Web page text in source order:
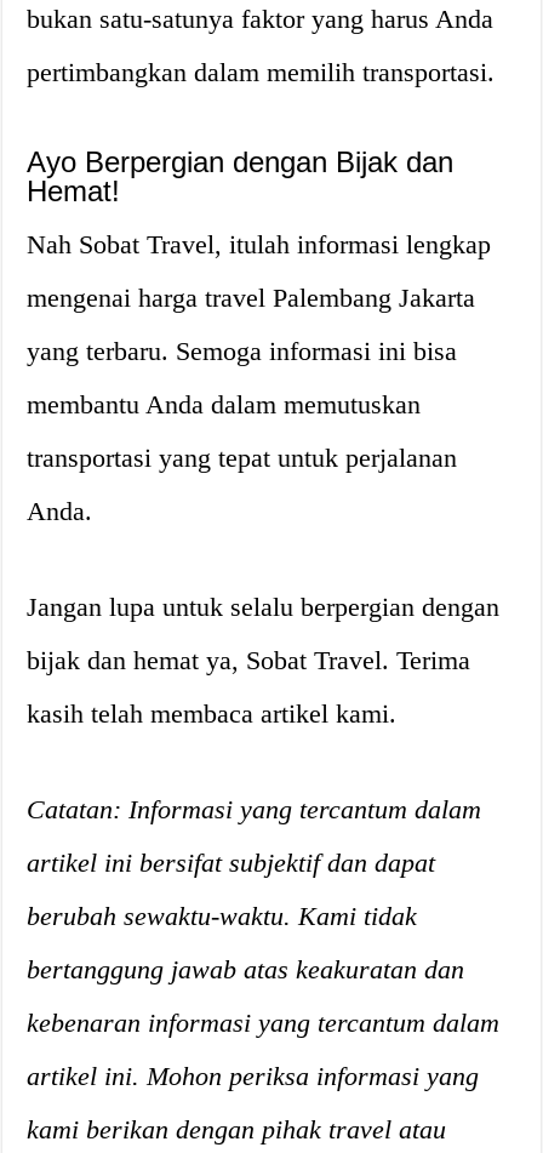
bukan satu-satunya faktor yang harus Anda
pertimbangkan dalam memilih transportasi.
Ayo Berpergian dengan Bijak dan
Hemat!
Nah Sobat Travel, itulah informasi lengkap
mengenai harga travel Palembang Jakarta
yang terbaru. Semoga informasi ini bisa
membantu Anda dalam memutuskan
transportasi yang tepat untuk perjalanan
Anda.
Jangan lupa untuk selalu berpergian dengan
bijak dan hemat ya, Sobat Travel. Terima
kasih telah membaca artikel kami.
Catatan: Informasi yang tercantum dalam
artikel ini bersifat subjektif dan dapat
berubah sewaktu-waktu. Kami tidak
bertanggung jawab atas keakuratan dan
kebenaran informasi yang tercantum dalam
artikel ini. Mohon periksa informasi yang
kami berikan dengan pihak travel atau